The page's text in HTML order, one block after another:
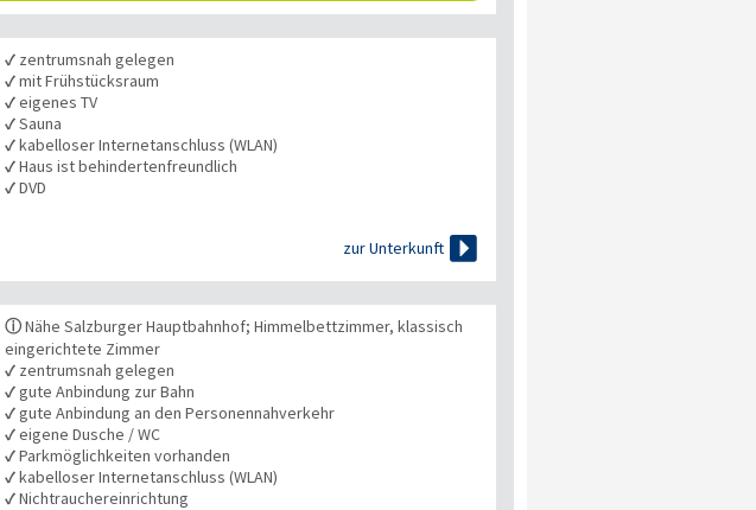
✓ zentrumsnah gelegen
✓mit Frühstücksraum
✓eigenes TV
✓Sauna
✓kabelloser Internetanschluss (WLAN)
✓Haus ist behindertenfreundlich
✓DVD
zur Unterkunft 
ⓘNähe Salzburger Hauptbahnhof; Himmelbettzimmer, klassisch
eingerichtete Zimmer
✓ zentrumsnah gelegen
✓gute Anbindung zur Bahn
✓gute Anbindung an den Personennahverkehr
✓eigene Dusche / WC
✓Parkmöglichkeiten vorhanden
✓kabelloser Internetanschluss (WLAN)
✓Nichtrauchereinrichtung